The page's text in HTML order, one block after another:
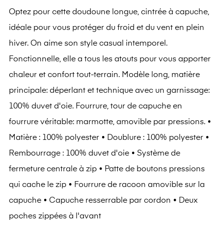
Optez pour cette doudoune longue, cintrée à capuche,
idéale pour vous protéger du froid et du vent en plein
hiver. On aime son style casual intemporel.
Fonctionnelle, elle a tous les atouts pour vous apporter
chaleur et confort tout-terrain. Modèle long, matière
principale: déperlant et technique avec un garnissage:
100% duvet d'oie. Fourrure, tour de capuche en
fourrure véritable: marmotte, amovible par pressions. •
Matière : 100% polyester • Doublure : 100% polyester •
Rembourrage : 100% duvet d'oie • Système de
fermeture centrale à zip • Patte de boutons pressions
qui cache le zip • Fourrure de racoon amovible sur la
capuche • Capuche resserrable par cordon • Deux
poches zippées à l'avant